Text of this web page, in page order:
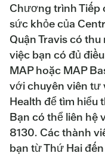
Chương trình Tiếp
sức khỏe của
Quận Travis có
việc bạn có đủ
MAP hoặc MAP
với chuyên viên tư
Health để tìm hiểu
Bạn có thể liên hệ
8130. Các thành
bạn từ Thứ Hai